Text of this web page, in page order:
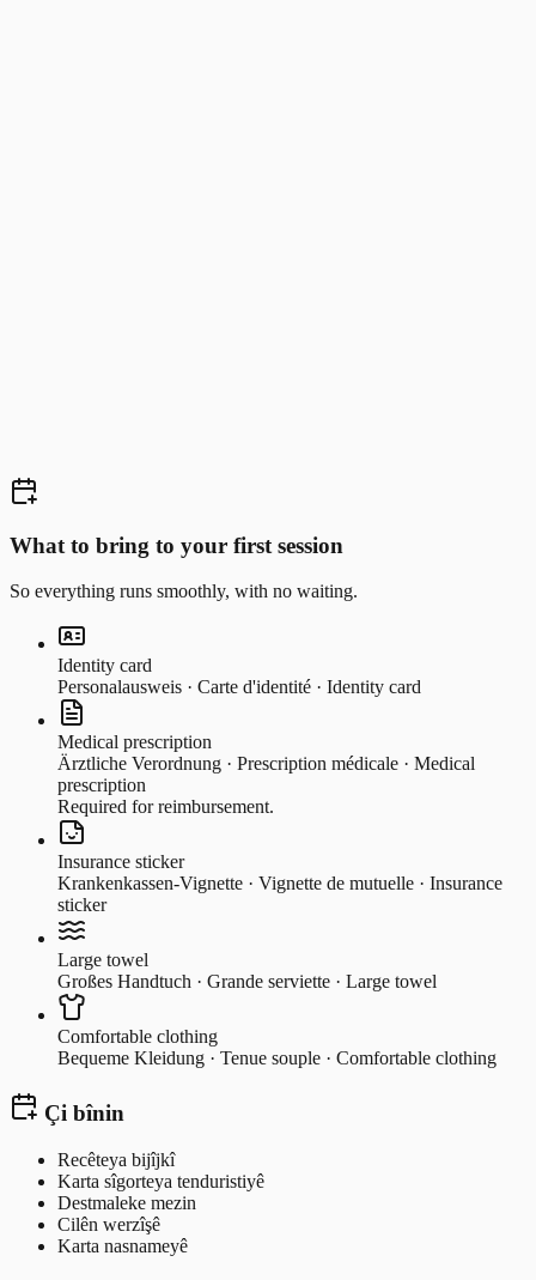
What to bring to your first session
So everything runs smoothly, with no waiting.
Identity card
Personalausweis · Carte d'identité · Identity card
Medical prescription
Ärztliche Verordnung · Prescription médicale · Medical
prescription
Required for reimbursement.
Insurance sticker
Krankenkassen-Vignette · Vignette de mutuelle · Insurance
sticker
Large towel
Großes Handtuch · Grande serviette · Large towel
Comfortable clothing
Bequeme Kleidung · Tenue souple · Comfortable clothing
Çi bînin
Recêteya bijîjkî
Karta sîgorteya tenduristiyê
Destmaleke mezin
Cilên werzîşê
Karta nasnameyê